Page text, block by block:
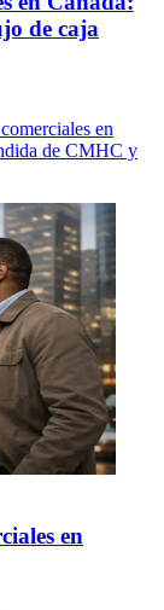
de caja
en
de CMHC y
en